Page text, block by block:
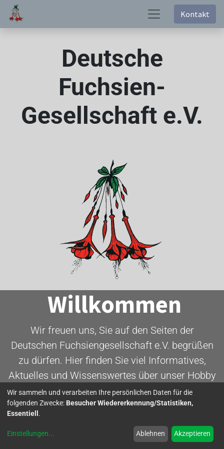
Kontakt
Deutsche
Fuchsien-
Gesellschaft e.V.
Willkommen
Wir freuen uns, Sie auf den Seiten der
Deutschen Fuchsiengesellschaft e.V. begrüßen
zu dürfen. Hier finden Sie viel Informatives,
Aktuelles und Wissenswertes über unser Hobby
- die Fuchsie.
Wir sammeln und verarbeiten Ihre persönlichen Daten für die
folgenden Zwecke: Besucher Wiedererkennung/Statistiken,
Essentiell .
Einstellungen... Ablehnen Akzeptieren